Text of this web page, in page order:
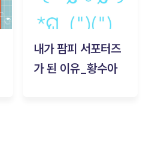
내가 팜피 서포터즈
가 된 이유_황수아